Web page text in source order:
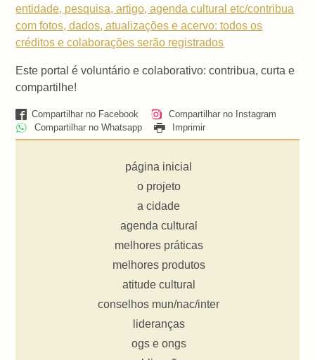
entidade, pesquisa, artigo, agenda cultural etc/contribua
com fotos, dados, atualizações e acervo: todos os
créditos e colaborações serão registrados
Este portal é voluntário e colaborativo: contribua, curta e
compartilhe!
Compartilhar no Facebook
Compartilhar no Instagram
Compartilhar no Whatsapp
Imprimir
página inicial
o projeto
a cidade
agenda cultural
melhores práticas
melhores produtos
atitude cultural
conselhos mun/nac/inter
lideranças
ogs e ongs